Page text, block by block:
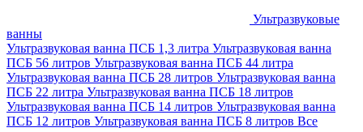
Ультразвуковые
ванны
Ультразвуковая ванна ПСБ 1,3 литра Ультразвуковая ванна
ПСБ 56 литров Ультразвуковая ванна ПСБ 44 литра
Ультразвуковая ванна ПСБ 28 литров Ультразвуковая ванна
ПСБ 22 литра Ультразвуковая ванна ПСБ 18 литров
Ультразвуковая ванна ПСБ 14 литров Ультразвуковая ванна
ПСБ 12 литров Ультразвуковая ванна ПСБ 8 литров Все